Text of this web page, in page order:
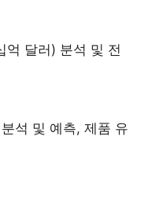
억 달러) 분석 및 전
석 및 예측, 제품 유